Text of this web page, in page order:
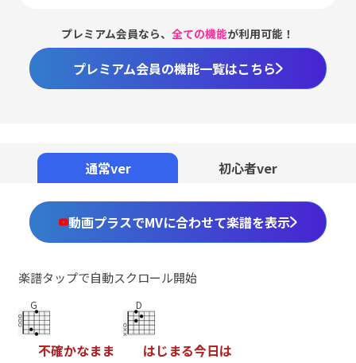
プレミアム会員なら、全ての機能が利用可能！
プレミアム会員の機能一覧はこちら
通常ver 初心者ver
動画プラスでMVに合わせて楽譜を表示
楽譜タップで自動スクロール開始
G
不確かなまま
D
はじ まる今日は